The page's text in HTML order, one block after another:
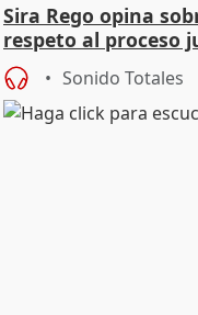
Sira Rego opina
respeto al proceso
Sonido Totales